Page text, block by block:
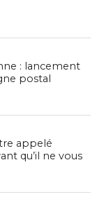
: lancement
postal
appelé
qu’il ne vous